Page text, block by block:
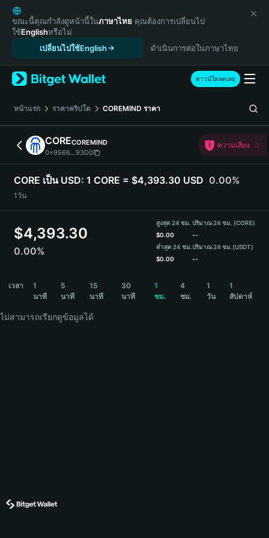
English
日本語
Tiếng Việt
Español (Latinoamérica)
Türkçe
Français
Deutsch
简体中文
繁體中文
Português (Portugal)
Bahasa Indonesia
ภาษาไทย
हिन्दी
Español
Português (Brasil)
ขณะนี้คุณกำลังดูหน้านี้ในภาษาไทย คุณต้องการเปลี่ยนไป
ใช้Englishหรือไม่
เปลี่ยนไปใช้English
ดำเนินการต่อในภาษาไทย
ดาวน์โหลดเลย
หน้าแรก ราคาคริปโต COREMIND ราคา
CORECOREMIND
0x9566...93D0
ความเสี่ยง
CORE เป็น USD: 1 CORE = $4,393.30 USD 0.00%
1วัน
$4,393.30
0.00%
สูงสุด 24 ชม.
$0.00
ต่ำสุด 24 ชม.
$0.00
ปริมาณ 24 ชม. (CORE)
--
ปริมาณ 24 ชม.(USDT)
--
เวลา
1
นาที
5
นาที
15
นาที
30
นาที
1
ชม.
4
ชม.
1
วัน
1
สัปดาห์
ไม่สามารถเรียกดูข้อมูลได้